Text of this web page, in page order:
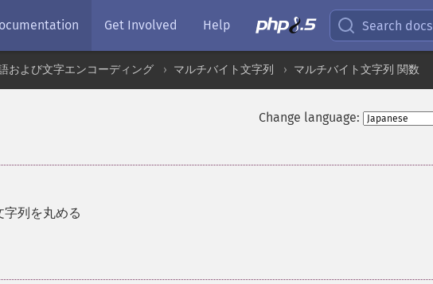
Get Involved Help Search docs
および文字エンコーディング マルチバイト文字列 マルチバイト文字列 関数
Change language:
列を丸める